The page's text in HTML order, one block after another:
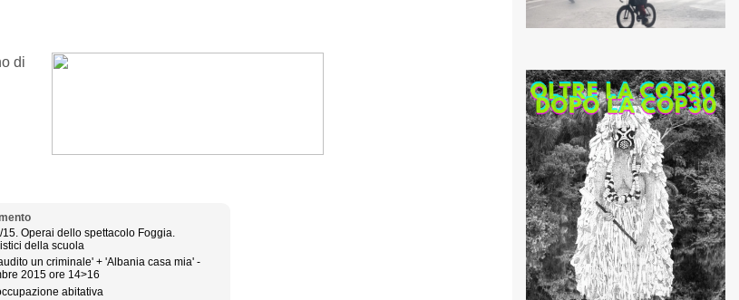
di
Operai dello spettacolo Foggia.
della scuola
un criminale' + 'Albania casa mia' -
2015 ore 14>16
abitativa